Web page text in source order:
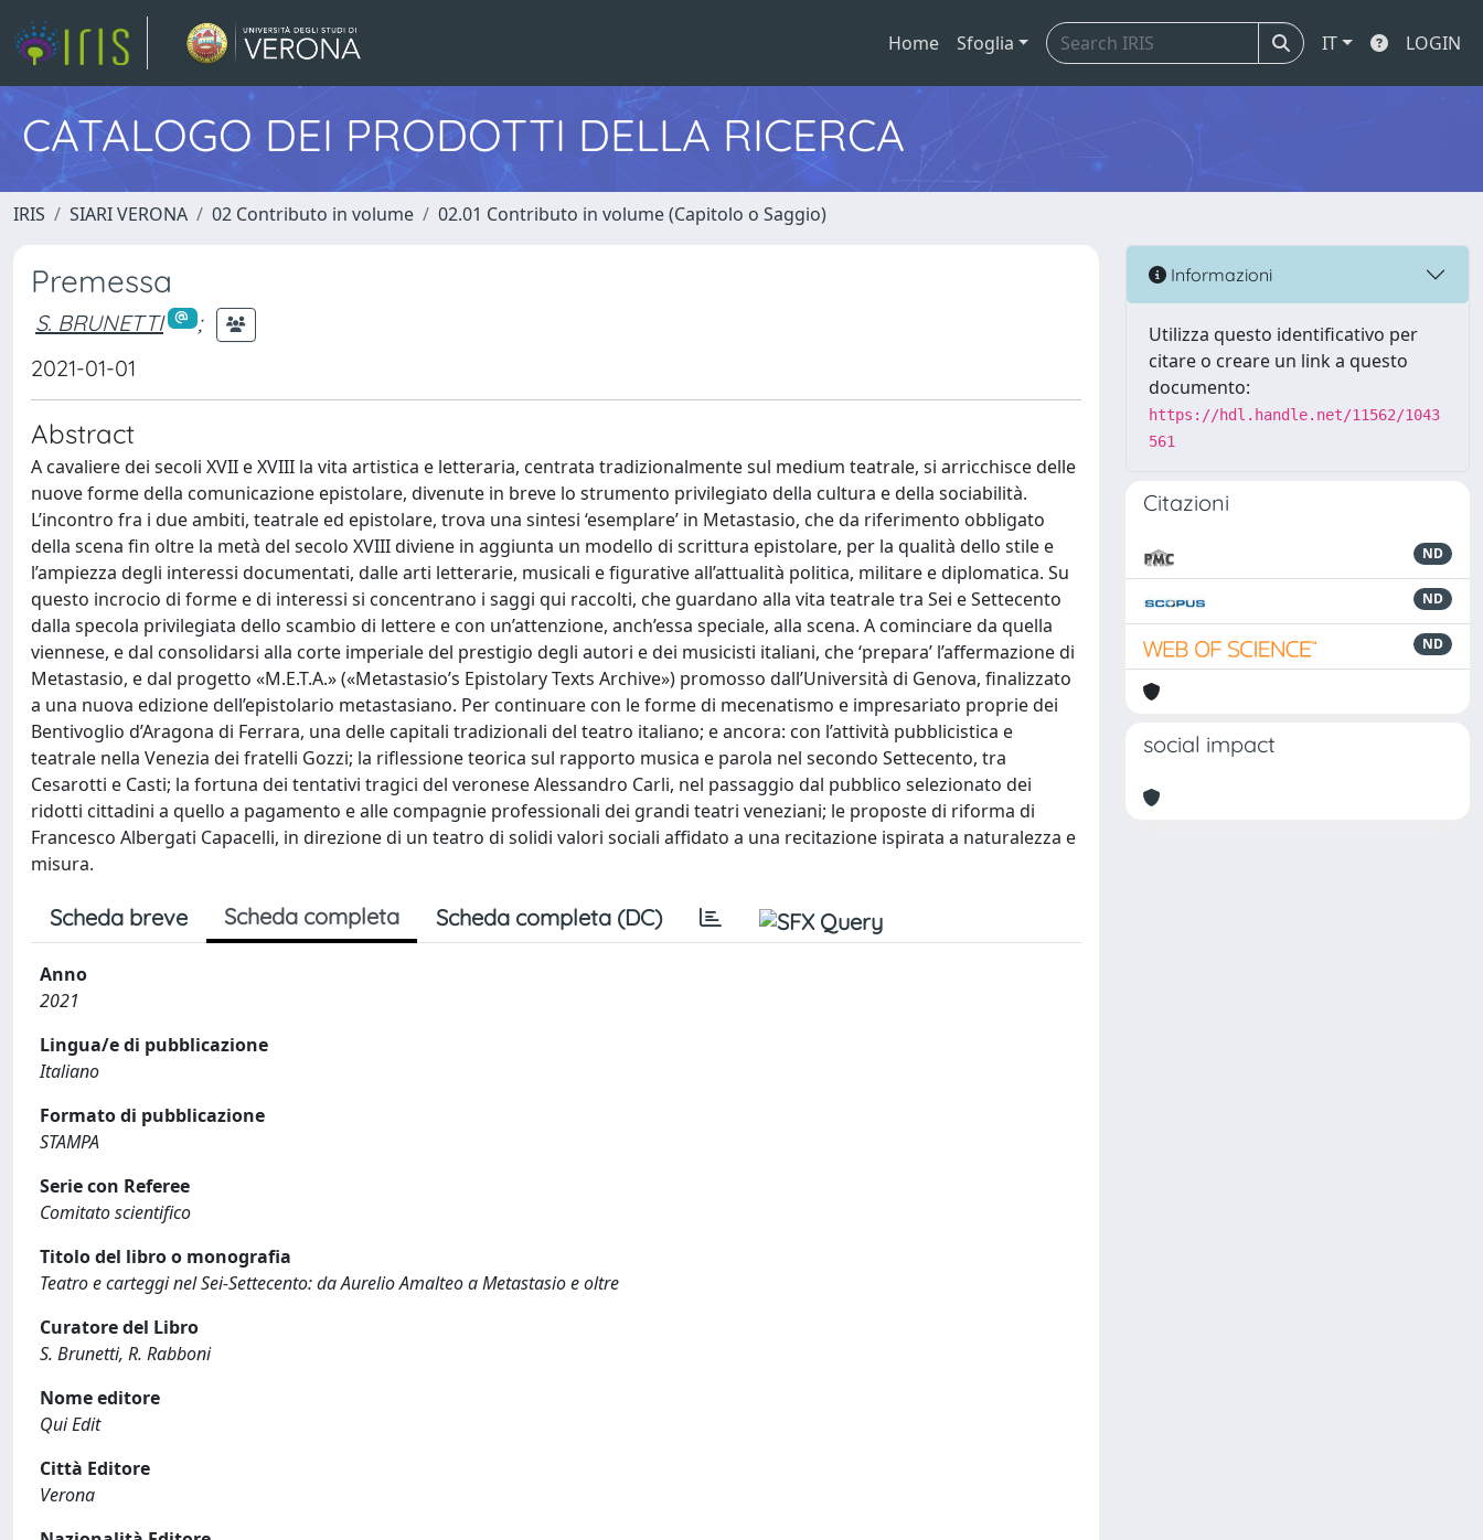
Home Sfoglia IT LOGIN
CATALOGO DEI PRODOTTI DELLA RICERCA
IRIS SIARI VERONA 02 Contributo in volume 02.01 Contributo in volume (Capitolo o Saggio)
Premessa
S. BRUNETTI
;
2021-01-01
Abstract
A cavaliere dei secoli XVII e XVIII la vita artistica e letteraria, centrata tradizionalmente sul medium teatrale, si arricchisce delle
nuove forme della comunicazione epistolare, divenute in breve lo strumento privilegiato della cultura e della sociabilità.
L’incontro fra i due ambiti, teatrale ed epistolare, trova una sintesi ‘esemplare’ in Metastasio, che da riferimento obbligato
della scena fin oltre la metà del secolo XVIII diviene in aggiunta un modello di scrittura epistolare, per la qualità dello stile e
l’ampiezza degli interessi documentati, dalle arti letterarie, musicali e figurative all’attualità politica, militare e diplomatica. Su
questo incrocio di forme e di interessi si concentrano i saggi qui raccolti, che guardano alla vita teatrale tra Sei e Settecento
dalla specola privilegiata dello scambio di lettere e con un’attenzione, anch’essa speciale, alla scena. A cominciare da quella
viennese, e dal consolidarsi alla corte imperiale del prestigio degli autori e dei musicisti italiani, che ‘prepara’ l’affermazione di
Metastasio, e dal progetto «M.E.T.A.» («Metastasio’s Epistolary Texts Archive») promosso dall’Università di Genova, finalizzato
a una nuova edizione dell’epistolario metastasiano. Per continuare con le forme di mecenatismo e impresariato proprie dei
Bentivoglio d’Aragona di Ferrara, una delle capitali tradizionali del teatro italiano; e ancora: con l’attività pubblicistica e
teatrale nella Venezia dei fratelli Gozzi; la riflessione teorica sul rapporto musica e parola nel secondo Settecento, tra
Cesarotti e Casti; la fortuna dei tentativi tragici del veronese Alessandro Carli, nel passaggio dal pubblico selezionato dei
ridotti cittadini a quello a pagamento e alle compagnie professionali dei grandi teatri veneziani; le proposte di riforma di
Francesco Albergati Capacelli, in direzione di un teatro di solidi valori sociali affidato a una recitazione ispirata a naturalezza e
misura.
Scheda breve Scheda completa Scheda completa (DC)
Anno
2021
Lingua/e di pubblicazione
Italiano
Formato di pubblicazione
STAMPA
Serie con Referee
Comitato scientifico
Titolo del libro o monografia
Teatro e carteggi nel Sei-Settecento: da Aurelio Amalteo a Metastasio e oltre
Curatore del Libro
S. Brunetti, R. Rabboni
Nome editore
Qui Edit
Città Editore
Verona
Informazioni
Utilizza questo identificativo per
citare o creare un link a questo
documento:
https://hdl.handle.net/11562/1043
561
Citazioni
ND
ND
ND
social impact